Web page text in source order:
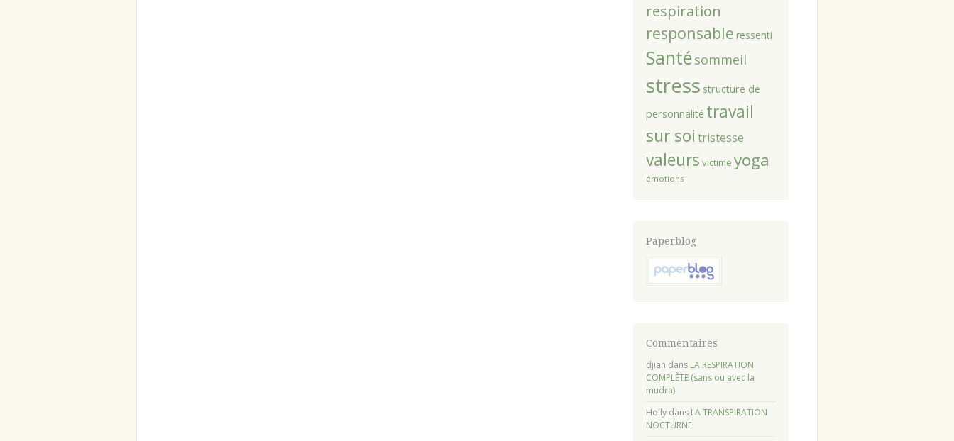
respiration
responsable ressenti
Santé sommeil
stress structure de
personnalité travail
sur soi tristesse
valeurs victime yoga
émotions
Paperblog
Commentaires
djian dans LA RESPIRATION
COMPLÈTE (sans ou avec la
mudra)
Hollydans LA TRANSPIRATION
NOCTURNE